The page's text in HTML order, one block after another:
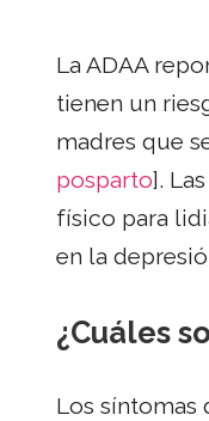
La ADAA
tienen un
madres que
posparto]. Las
físico para
en la
¿Cuáles
Los síntomas